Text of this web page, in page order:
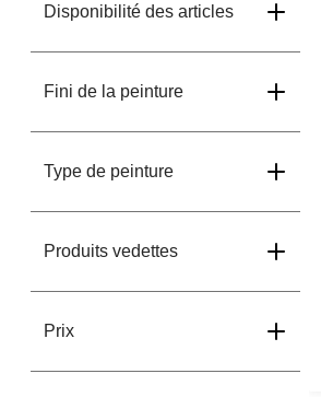
Disponibilité des articles
Fini de la peinture
Type de peinture
Produits vedettes
Prix